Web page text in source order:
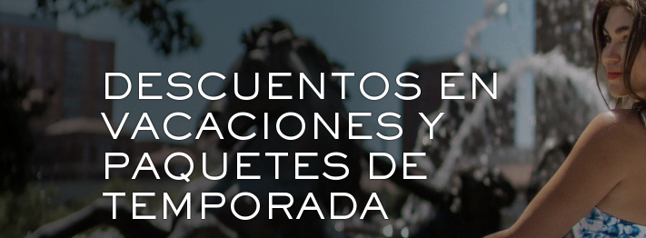
DESCUENTOS EN
VACACIONES Y
PAQUETES DE
TEMPORADA